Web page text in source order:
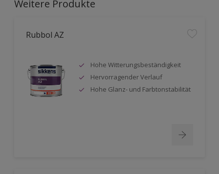
Weitere Produkte
Rubbol AZ
Hohe Witterungsbeständigkeit
Hervorragender Verlauf
Hohe Glanz- und Farbtonstabilität